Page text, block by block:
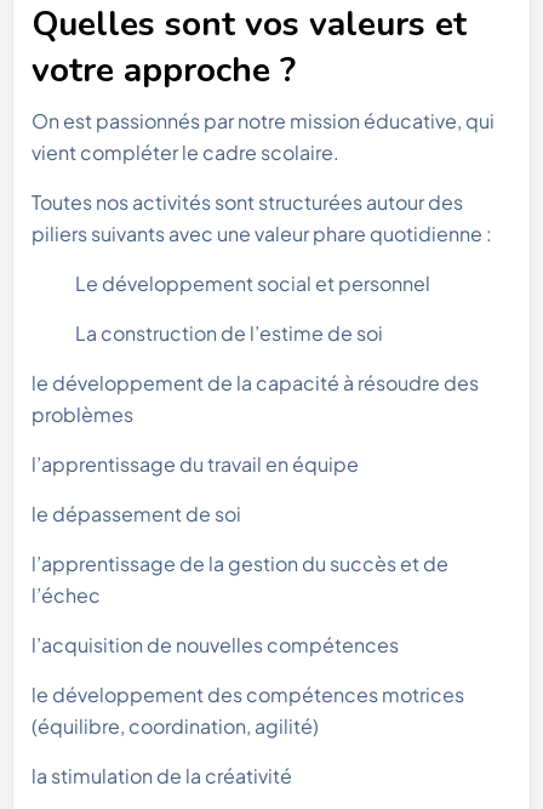
Quelles sont vos valeurs et
votre approche ?
On est passionnés par notre mission éducative, qui
vient compléter le cadre scolaire.
Toutes nos activités sont structurées autour des
piliers suivants avec une valeur phare quotidienne :
Le développement social et personnel
La construction de l’estime de soi
le développement de la capacité à résoudre des
problèmes
l’apprentissage du travail en équipe
le dépassement de soi
l’apprentissage de la gestion du succès et de
l’échec
l’acquisition de nouvelles compétences
le développement des compétences motrices
(équilibre, coordination, agilité)
la stimulation de la créativité